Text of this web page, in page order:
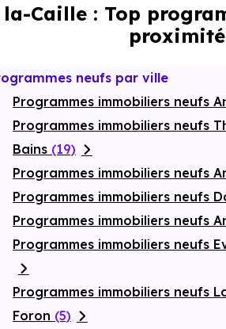
jardin privatif engazonné avec
prolongement de l’espace de vie pour
jours. Enfin, les villas sont équipées
pleinement aux besoins des familles
la-Caille : Top
proximité
neufs par ville
Programmes immobiliers neufs
Programmes immobiliers neufs
Bains (19)
Programmes immobiliers neufs
Programmes immobiliers neufs
Programmes immobiliers neufs
Programmes immobiliers neufs
Programmes immobiliers neufs
Foron (5)